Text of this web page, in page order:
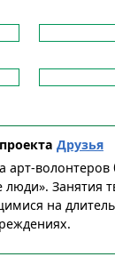
Друзья
арт-волонтеров
Занятия
на